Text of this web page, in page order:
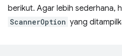
berikut. Agar lebih sederhana,
ScannerOption yang